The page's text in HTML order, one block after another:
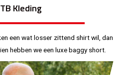
Kleding
een wat losser zittend shirt wil, dan
hebben we een luxe baggy short.